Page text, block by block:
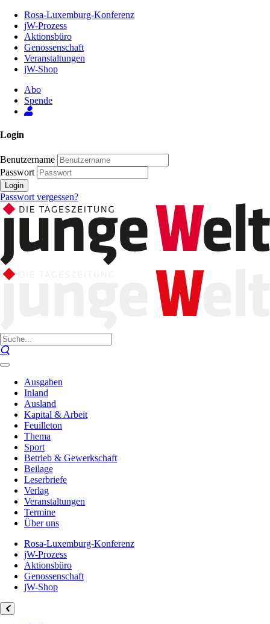
Inhalt
Seite
Rosa-Luxemburg-Konferenz
jW-Prozess
Aktionsbüro
Genossenschaft
Veranstaltungen
jW-Shop
Abo
Spende
Login
Benutzername
Passwort
Login
Passwort vergessen?
Ausgaben
Inland
Ausland
Kapital & Arbeit
Feuilleton
Thema
Sport
Betrieb & Gewerkschaft
Beilage
Leserbriefe
Verlag
Veranstaltungen
Termine
Über uns
Rosa-Luxemburg-Konferenz
jW-Prozess
Aktionsbüro
Genossenschaft
jW-Shop